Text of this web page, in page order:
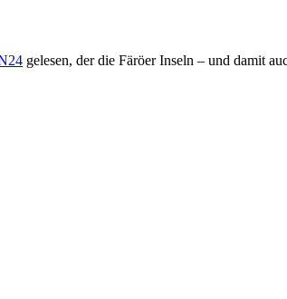
gelesen, der die Färöer Inseln – und damit